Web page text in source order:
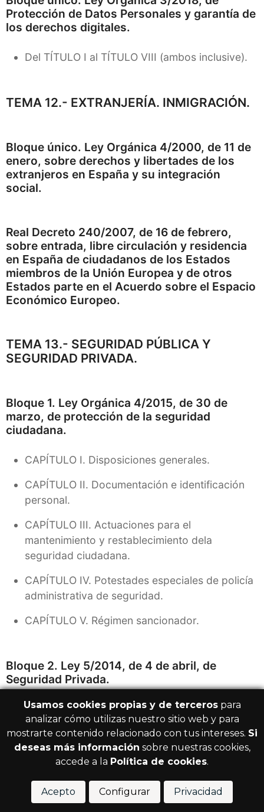
Usamos cookies propias y de tercerospara
analizar cómo utilizas nuestro sitio web y para
mostrarte contenido relacionado con tus intereses. Si
deseas más información sobre nuestras cookies,
accede a la Política de cookies.
Acepto Configurar Privacidad